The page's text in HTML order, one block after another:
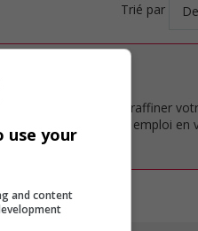
Trié par
aucun résultat.
nos outils pour raffiner
profil d'intérêt en emploi en
use your
and content